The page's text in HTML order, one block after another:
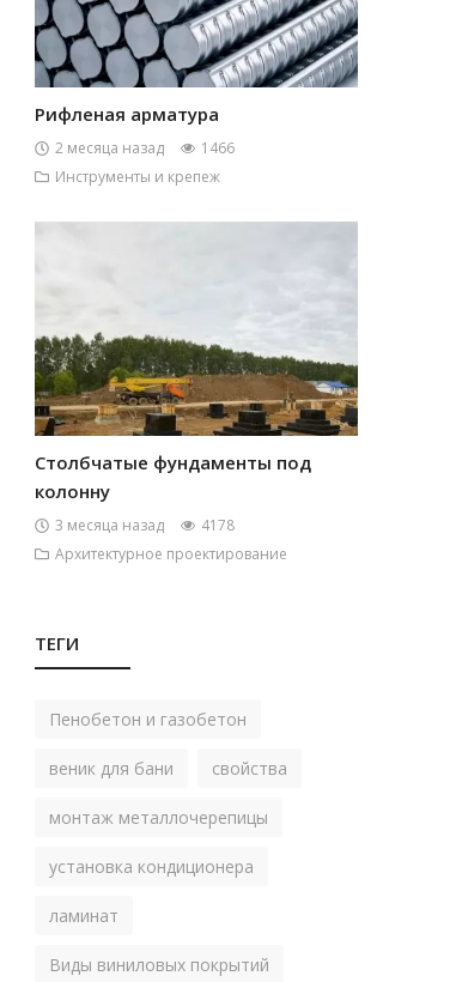
Рифленая арматура
2 месяца назад
1466
Инструменты и крепеж
Столбчатые фундаменты под
колонну
3 месяца назад
4178
Архитектурное проектирование
ТЕГИ
Пенобетон и газобетон
веник для бани свойства
монтаж металлочерепицы
установка кондиционера
ламинат
Виды виниловых покрытий